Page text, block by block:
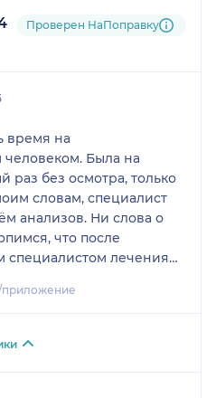
Проверен НаПоправку
время на
Была на
без осмотра, только
словам, специалист
анализов. Ни слова о
что после
специалистом лечения
цикла нужно анализы
И что же случилось?
где в грубой форме
приложение